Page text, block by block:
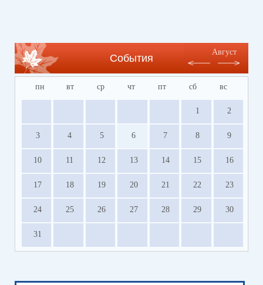
События
Август
пн вт ср чт пт сб вс
1 2
3 4 5 6 7 8 9
10 11 12 13 14 15 16
17 18 19 20 21 22 23
24 25 26 27 28 29 30
31